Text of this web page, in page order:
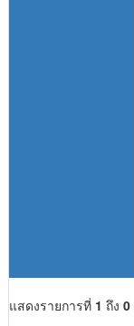
แสดงรายการที่ 1 ถึง 0